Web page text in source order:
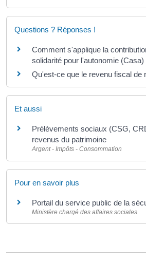
Questions ? Réponses !
Comment s'applique la
solidarité pour l'autonomie (Casa)
Qu'est-ce que le revenu fiscal de
Et aussi
Prélèvements sociaux (CSG,
revenus du patrimoine
Argent - Impôts - Consommation
Pour en savoir plus
Portail du service public de la
Ministère chargé des affaires sociales